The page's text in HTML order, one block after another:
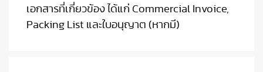
เอกสารที่เกี่ยวข้อง ได้แก่ Commercial Invoice,
Packing List และใบอนุญาต (หากมี)